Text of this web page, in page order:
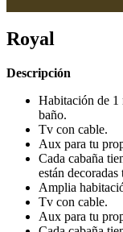
Royal
Descripción
Habitación de 1
baño.
Tv con cable.
Aux para tu
Cada cabaña
están
Amplia
Tv con cable.
Aux para tu